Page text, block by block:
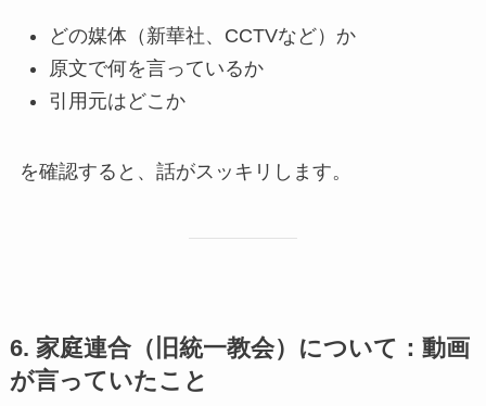
どの媒体（新華社、CCTVなど）か
原文で何を言っているか
引用元はどこか
を確認すると、話がスッキリします。
6. 家庭連合（旧統一教会）について：動画
が言っていたこと